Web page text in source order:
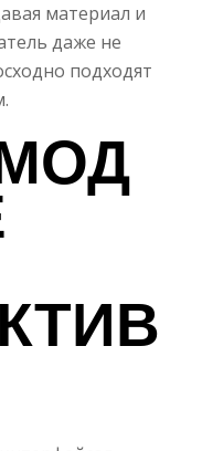
материал и
даже не
подходят